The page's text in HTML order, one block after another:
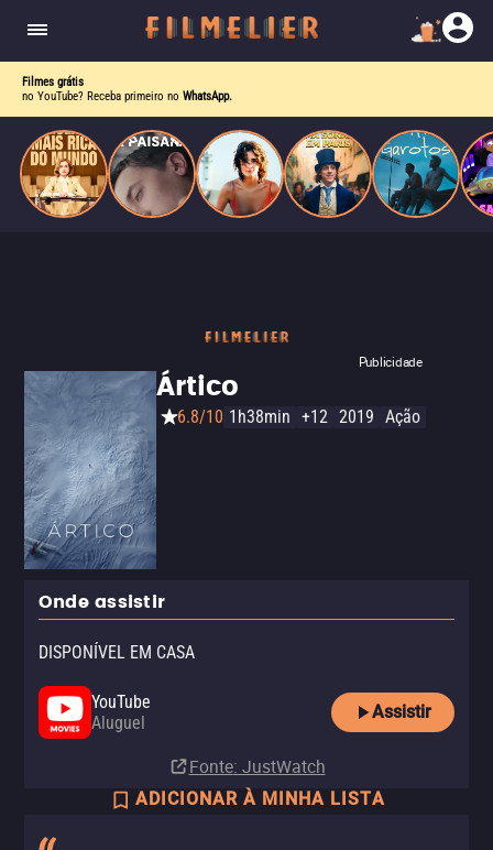
Filmes grátis
no YouTube? Receba primeiro no WhatsApp.
Publicidade
Ártico
6.8/10 1h38min +12 2019 Ação
Onde assistir
DISPONÍVEL EM CASA
YouTube
Aluguel
Assistir
Fonte: JustWatch
ADICIONAR À MINHA LISTA
do
Mundo